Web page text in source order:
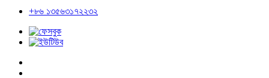
+৮৬ ১৩৫৬৩১৭২২৩২